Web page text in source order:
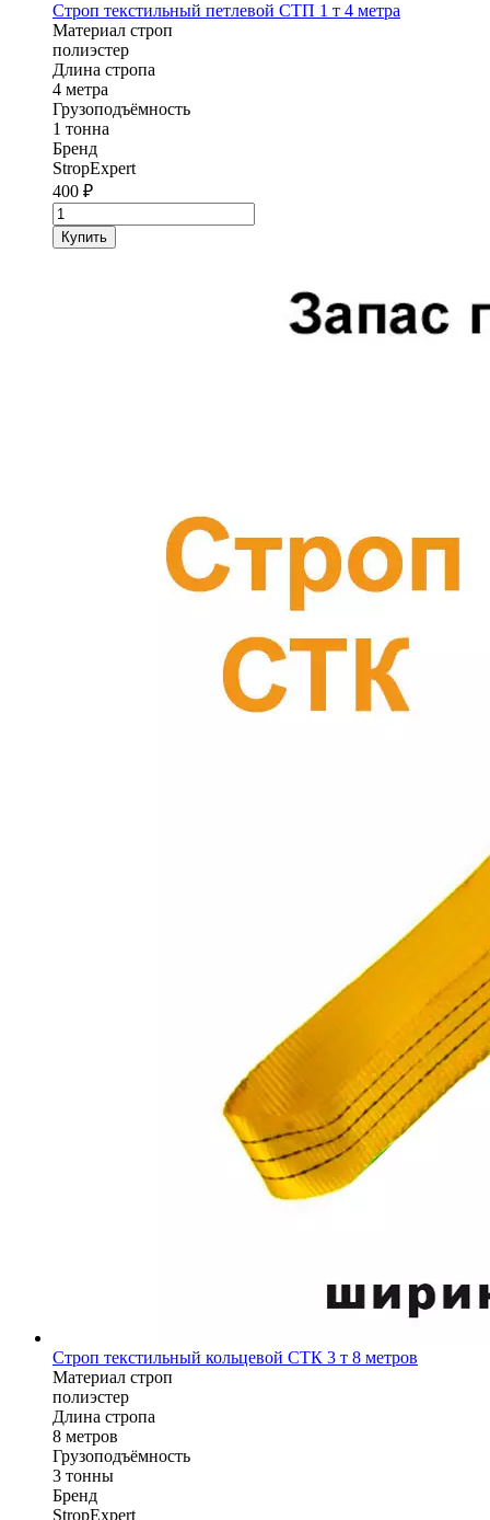
Строп текстильный петлевой СТП 1 т 4 метра
Материал строп
полиэстер
Длина стропа
4 метра
Грузоподъёмность
1 тонна
Бренд
StropExpert
400 ₽
Количество
товара
Строп
Купить
Строп текстильный кольцевой СТК 3 т 8 метров
Материал строп
полиэстер
Длина стропа
8 метров
Грузоподъёмность
3 тонны
Бренд
StropExpert